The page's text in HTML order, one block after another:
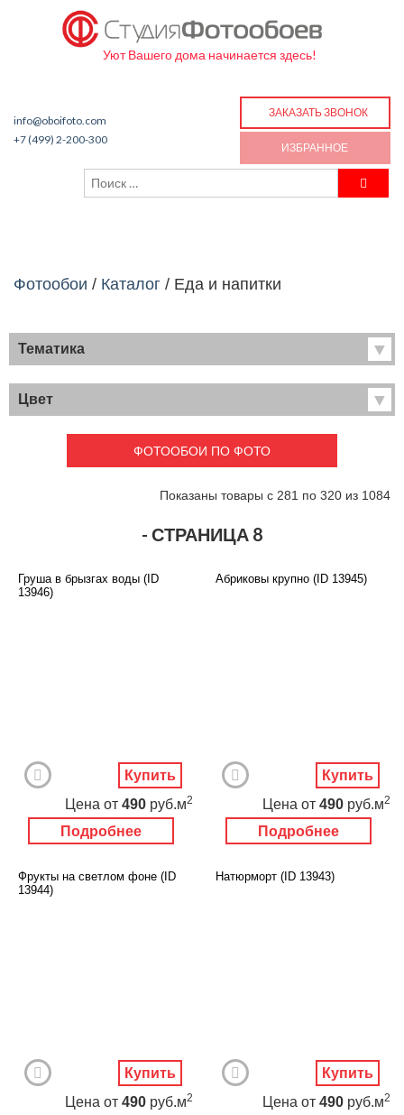
Уют Вашего дома начинается здесь!
info@oboifoto.com
+7 (499) 2-200-300
ЗАКАЗАТЬ ЗВОНОК
ИЗБРАННОЕ
Фотообои / Каталог / Еда и напитки
Тематика
Хиты продаж
Фрески
Детские
Карты
Перспектива
Города
Живопись
Животный мир
Еда и напитки
Архитектура
Цвет
ФОТООБОИ ПО ФОТО
Показаны товары с 281 по 320 из 1084
- СТРАНИЦА 8
Груша в брызгах воды (ID
13946)
Подробнее
Цена от 490 руб.м2
Купить
Абриковы крупно (ID 13945)
Подробнее
Цена от 490 руб.м2
Купить
Фрукты на светлом фоне (ID
13944)
Цена от 490 руб.м2
Купить
Натюрморт (ID 13943)
Цена от 490 руб.м2
Купить